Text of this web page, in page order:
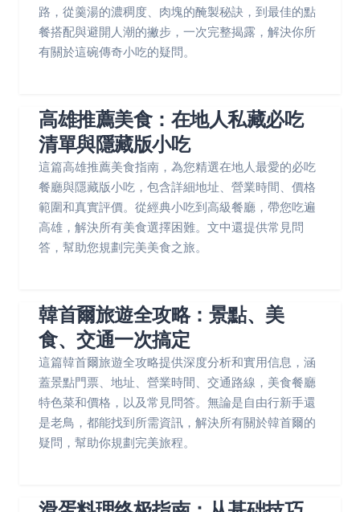
路，從羹湯的濃稠度、肉塊的醃製秘訣，到最佳的點
餐搭配與避開人潮的撇步，一次完整揭露，解決你所
有關於這碗傳奇小吃的疑問。
高雄推薦美食：在地人私藏必吃
清單與隱藏版小吃
這篇高雄推薦美食指南，為您精選在地人最愛的必吃
餐廳與隱藏版小吃，包含詳細地址、營業時間、價格
範圍和真實評價。從經典小吃到高級餐廳，帶您吃遍
高雄，解決所有美食選擇困難。文中還提供常見問
答，幫助您規劃完美美食之旅。
韓首爾旅遊全攻略：景點、美
食、交通一次搞定
這篇韓首爾旅遊全攻略提供深度分析和實用信息，涵
蓋景點門票、地址、營業時間、交通路線，美食餐廳
特色菜和價格，以及常見問答。無論是自由行新手還
是老鳥，都能找到所需資訊，解決所有關於韓首爾的
疑問，幫助你規劃完美旅程。